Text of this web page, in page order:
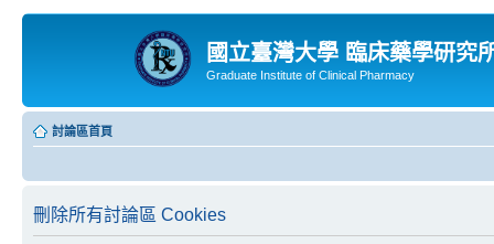
國立臺灣大學 臨床藥學研究
Graduate Institute of Clinical Pharmacy
討論區首頁
刪除所有討論區 Cookies